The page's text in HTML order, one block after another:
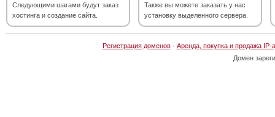
Следующими шагами будут заказ
хостинга и создание сайта.
Также вы можете заказать у нас
установку выделенного сервера.
Регистрация доменов· Аренда, покупка и продажа IP-
Домен